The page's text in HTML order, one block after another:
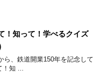
！知って！学べるクイズ
ら、鉄道開業150年を記念して
！知 ...